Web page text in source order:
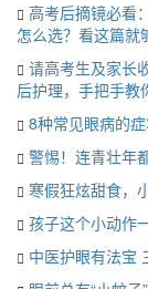
高考后摘镜必看
怎么选？看这篇就
请高考生及家长
后护理，手把手教
8种常见眼病的
警惕！连青壮年
寒假狂炫甜食，
孩子这个小动作
中医护眼有法宝